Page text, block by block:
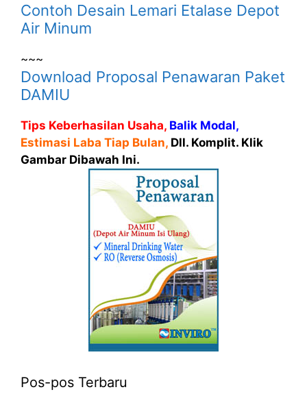
Contoh Desain Lemari Etalase Depot
Air Minum
~~~
Download Proposal Penawaran Paket
DAMIU
Tips Keberhasilan Usaha, Balik Modal,
Estimasi Laba Tiap Bulan, Dll. Komplit. Klik
Gambar Dibawah Ini.
Pos-pos Terbaru